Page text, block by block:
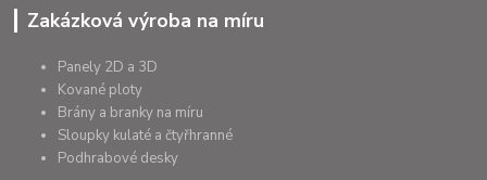
Zakázková výroba na míru
Panely 2D a 3D
Kované ploty
Brány a branky na míru
Sloupky kulaté a čtyřhranné
Podhrabové desky